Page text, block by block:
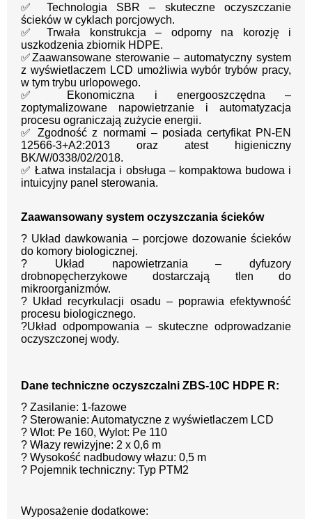
✅ Technologia SBR – skuteczne oczyszczanie
ścieków w cyklach porcjowych.
✅ Trwała konstrukcja – odporny na korozję i
uszkodzenia zbiornik HDPE.
✅Zaawansowane sterowanie – automatyczny system
z wyświetlaczem LCD umożliwia wybór trybów pracy,
w tym trybu urlopowego.
✅ Ekonomiczna i energooszczędna –
zoptymalizowane napowietrzanie i automatyzacja
procesu ograniczają zużycie energii.
✅ Zgodność z normami – posiada certyfikat PN-EN
12566-3+A2:2013 oraz atest higieniczny
BK/W/0338/02/2018.
✅ Łatwa instalacja i obsługa – kompaktowa budowa i
intuicyjny panel sterowania.
Zaawansowany system oczyszczania ścieków
? Układ dawkowania – porcjowe dozowanie ścieków
do komory biologicznej.
? Układ napowietrzania – dyfuzory
drobnopęcherzykowe dostarczają tlen do
mikroorganizmów.
? Układ recyrkulacji osadu – poprawia efektywność
procesu biologicznego.
?Układ odpompowania – skuteczne odprowadzanie
oczyszczonej wody.
Dane techniczne oczyszczalni ZBS-10C HDPE R:
? Zasilanie: 1-fazowe
? Sterowanie: Automatyczne z wyświetlaczem LCD
? Wlot: Pe 160, Wylot: Pe 110
? Włazy rewizyjne: 2 x 0,6 m
? Wysokość nadbudowy włazu: 0,5 m
? Pojemnik techniczny: Typ PTM2
Wyposażenie dodatkowe: